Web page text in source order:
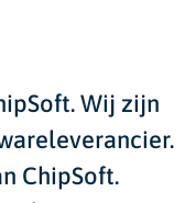
. Wij zijn
ChipSoft.